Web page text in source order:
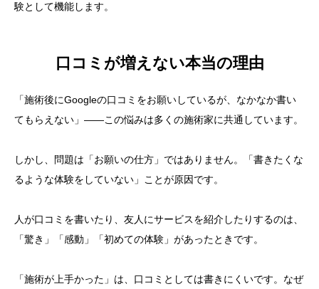
験として機能します。
口コミが増えない本当の理由
「施術後にGoogleの口コミをお願いしているが、なかなか書い
てもらえない」——この悩みは多くの施術家に共通しています。
しかし、問題は「お願いの仕方」ではありません。「書きたくな
るような体験をしていない」ことが原因です。
人が口コミを書いたり、友人にサービスを紹介したりするのは、
「驚き」「感動」「初めての体験」があったときです。
「施術が上手かった」は、口コミとしては書きにくいです。なぜ